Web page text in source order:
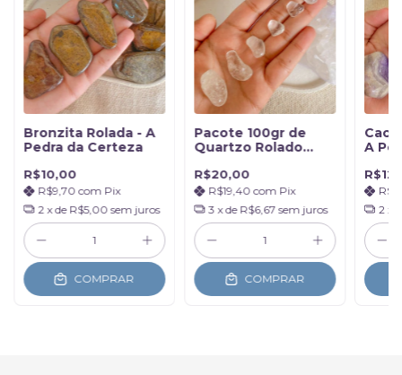
Bronzita Rolada - A
Pedra da Certeza
R$10,00
R$9,70 com Pix
2 x de R$5,00 sem juros
COMPRAR
Pacote 100gr de
Quartzo Rolado
R$20,00
R$19,40com Pix
3 x de R$6,67 sem juros
COMPRAR
A
2 x